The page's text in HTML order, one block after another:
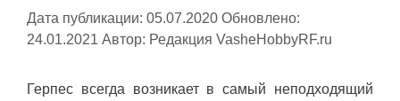
Дата публикации: 05.07.2020 Обновлено:
24.01.2021 Автор: Редакция VasheHobbyRF.ru
Герпес всегда возникает в самый неподходящий